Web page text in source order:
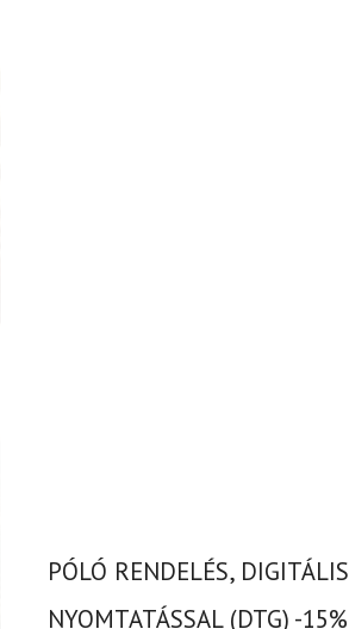
PÓLÓ RENDELÉS, DIGITÁLIS
NYOMTATÁSSAL (DTG) -15%